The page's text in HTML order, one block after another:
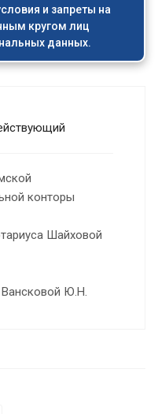
и запреты на
кругом лиц
данных.
конторы
Шайховой
Вансковой Ю.Н.